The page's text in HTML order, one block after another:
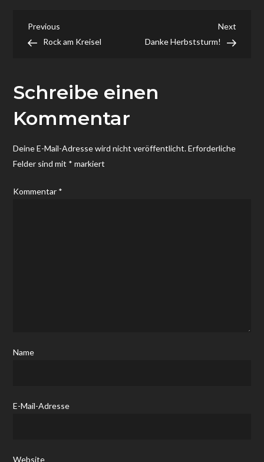
Beitragsnavigation
Previous
Post
Previous
Rock am Kreisel
Next
Post
Next
Danke Herbststurm!
Schreibe einen
Kommentar
Deine E-Mail-Adresse wird nicht veröffentlicht. Erforderliche
Felder sind mit * markiert
Kommentar *
Name
E-Mail-Adresse
Website